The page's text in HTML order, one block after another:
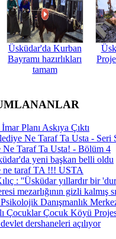
Üsküdar'da Kurban
Bayramı hazırlıkları
tamam
Planı Askıya Çıktı
Ne Taraf Ta Usta - Seri
Ne Taraf Ta Usta! - Bölüm 4
yeni başkan belli oldu
ne taraf TA !!! USTA
: ''Üsküdar yıllardır bir
mezarlığının gizli kalmış
Danışmanlık
Çocuklar Çocuk Köyü
dershaneleri açılıyor